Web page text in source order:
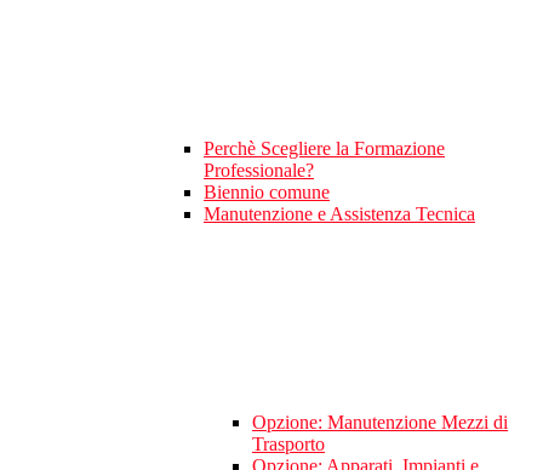
Perchè Scegliere la Formazione
Professionale?
Biennio comune
Manutenzione e Assistenza Tecnica
Opzione: Manutenzione Mezzi di
Trasporto